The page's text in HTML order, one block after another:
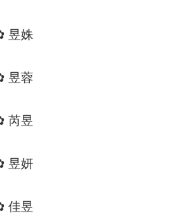
昱姝
昱蓉
芮昱
昱妍
佳昱